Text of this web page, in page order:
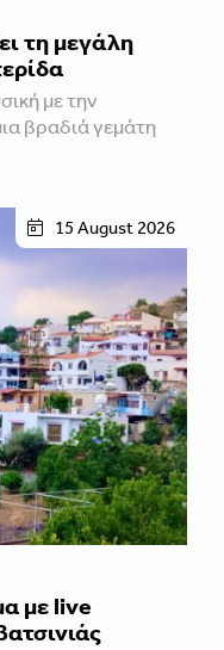
τη μεγάλη
με την
βραδιά γεμάτη
15 August 2026
με live